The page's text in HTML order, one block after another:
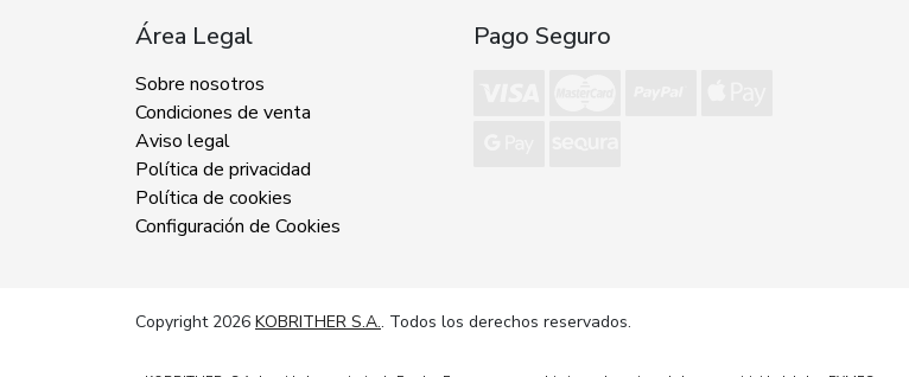
Área Legal
Sobre nosotros
Condiciones de venta
Aviso legal
Política de privacidad
Política de cookies
Configuración de Cookies
Pago Seguro
Copyright 2026 KOBRITHER S.A.. Todos los derechos reservados.